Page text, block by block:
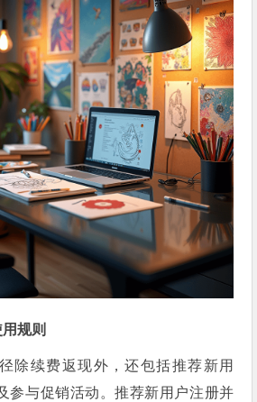
规则
除续费返现外，还包括推荐新用
参与促销活动。推荐新用户注册并